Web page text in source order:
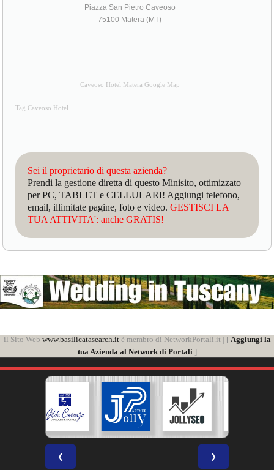
Piazza San Pietro Caveoso
75100 Matera (MT)
Caveoso Hotel Matera Google Map
Tag Caveoso Hotel
Sei il proprietario di questa azienda?
Prendi la gestione diretta di questo Minisito, ottimizzato
per PC, TABLET e CELLULARI! Aggiungi telefono,
email, illimitate pagine, foto e video.GESTISCI LA
TUA ATTIVITA': anche GRATIS!
il Sito Web www.basilicatasearch.itè membro di NetworkPortali.it | [ Aggiungi la
tua Azienda al Network di Portali]
❮ ❯